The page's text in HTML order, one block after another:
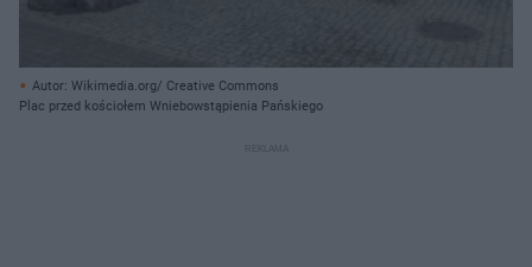
Autor: Wikimedia.org/ Creative Commons
Plac przed kościołem Wniebowstąpienia Pańskiego